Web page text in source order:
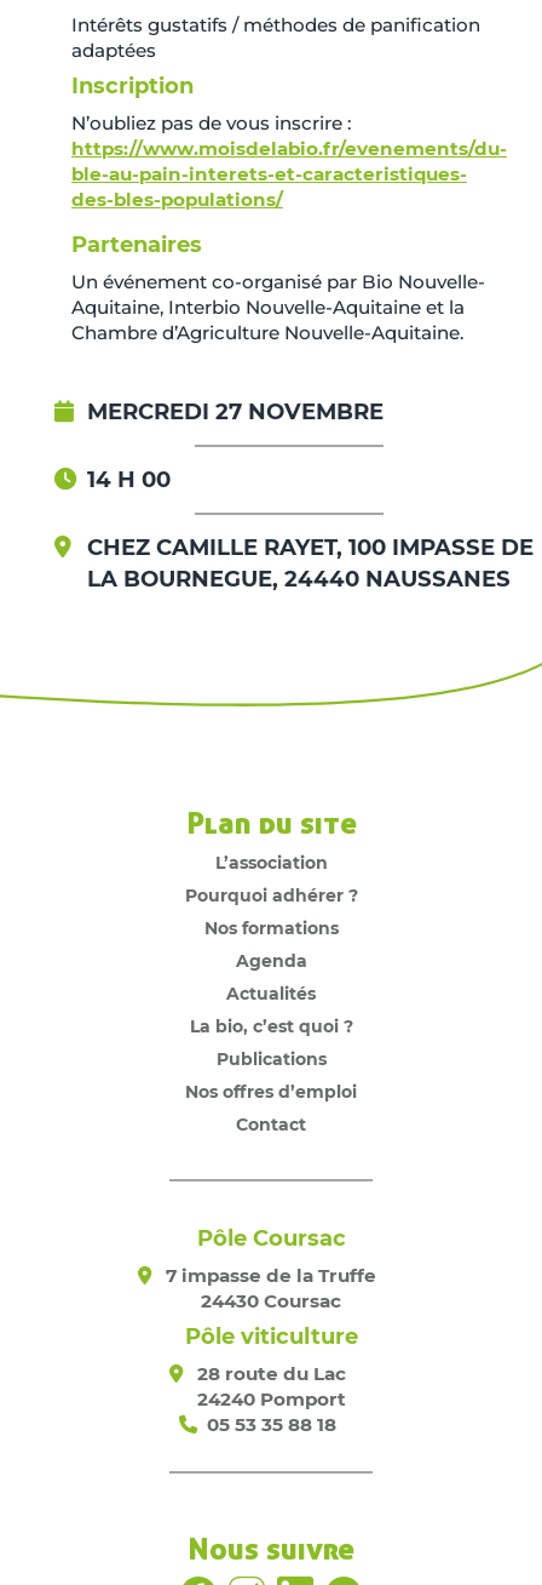
Intérêts gustatifs / méthodes de panification
adaptées
Inscription
N’oubliez pas de vous inscrire :
https://www.moisdelabio.fr/evenements/du-
ble-au-pain-interets-et-caracteristiques-
des-bles-populations/
Partenaires
Un événement co-organisé par Bio Nouvelle-
Aquitaine, Interbio Nouvelle-Aquitaine et la
Chambre d’Agriculture Nouvelle-Aquitaine.
MERCREDI 27 NOVEMBRE
14 H 00
CHEZ CAMILLE RAYET, 100 IMPASSE DE
LA BOURNEGUE, 24440 NAUSSANES
Plan du site
L’association
Pourquoi adhérer ?
Nos formations
Agenda
Actualités
La bio, c’est quoi ?
Publications
Nos offres d’emploi
Contact
Pôle Coursac
7 impasse de la Truffe
24430 Coursac
Pôle viticulture
28 route du Lac
24240 Pomport
05 53 35 88 18
Nous suivre